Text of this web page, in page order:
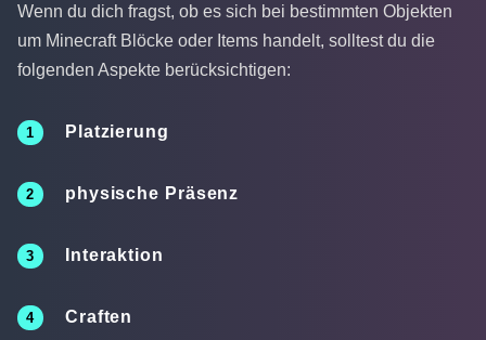
Wenn du dich fragst, ob es sich bei bestimmten Objekten
um Minecraft Blöcke oder Items handelt, solltest du die
folgenden Aspekte berücksichtigen:
Platzierung
physische Präsenz
Interaktion
Craften